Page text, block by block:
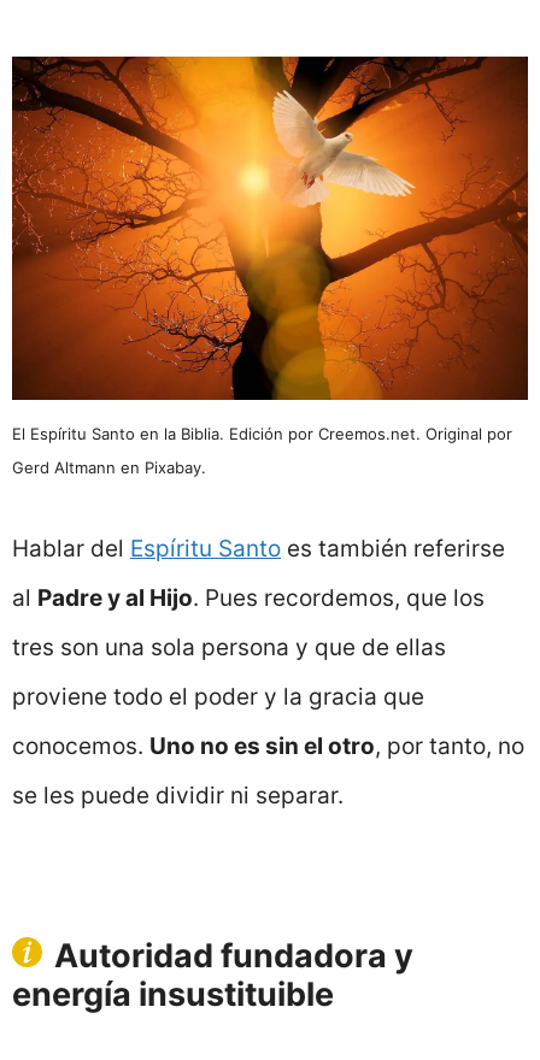
El Espíritu Santo en la Biblia. Edición por Creemos.net. Original por
Gerd Altmann en Pixabay.
Hablar del Espíritu Santo es también referirse
al Padre y al Hijo. Pues recordemos, que los
tres son una sola persona y que de ellas
proviene todo el poder y la gracia que
conocemos. Uno no es sin el otro, por tanto, no
se les puede dividir ni separar.
Autoridad fundadora y
energía insustituible